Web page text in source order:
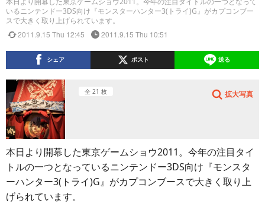
いるニンテンドー3DS向け『モンスターハンター3(トライ)G』がカプコンブー
スで大きく取り上げられています。
2011.9.15 Thu 12:45 2011.9.15 Thu 10:51
シェア ポスト 送る
全 21 枚 拡大写真
本日より開幕した東京ゲームショウ2011。今年の注目タイ
トルの一つとなっているニンテンドー3DS向け『モンスタ
ーハンター3(トライ)G』がカプコンブースで大きく取り上
げられています。